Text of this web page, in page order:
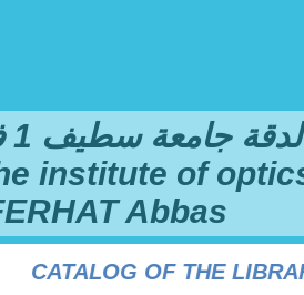
سطيف 1 فرحات عباس
institute of
Abbas
OF THE